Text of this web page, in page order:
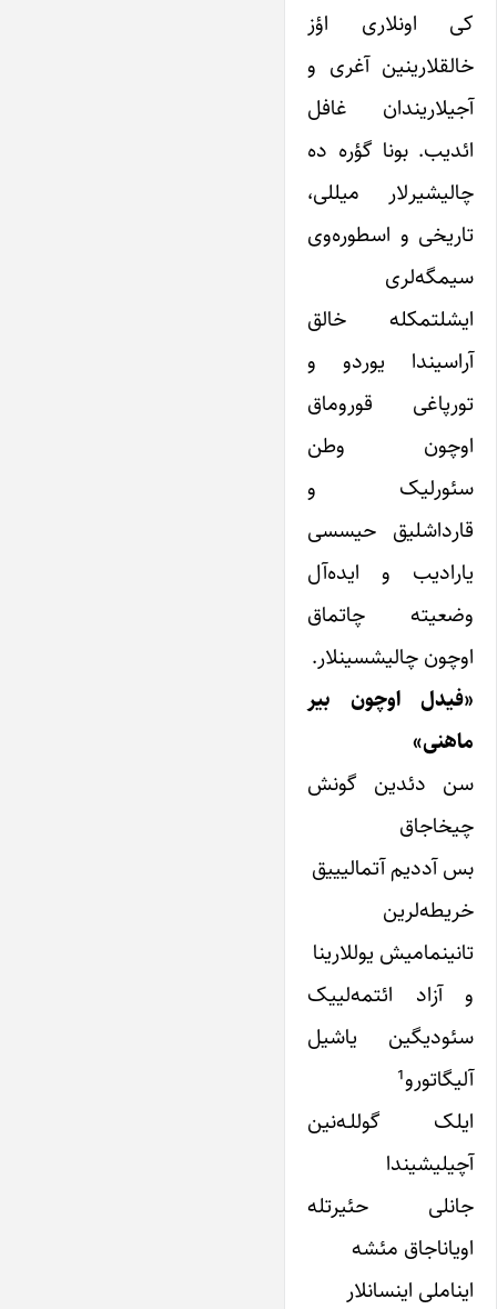
کی اونلاری اؤز
خالقلارینین آغری و
آجیلاریندان غافل
ائدیب. بونا گؤره ده
چالیشیرلار میللی،
تاریخی و اسطوره‌وی
سیمگه‌لری
ایشلتمکله خالق
آراسیندا یوردو و
تورپاغی قوروماق
اوچون وطن
سئورلیک و
قارداشلیق حیسسی
یارادیب و ایده‌آل
وضعیته چاتماق
اوچون چالیشسینلار.
«فیدل اوچون بیر
ماهنی»
سن دئدین گونش
چیخاجاق
بس آددیم آتمالیییق
خریطه‌لرین
تانینمامیش یوللارینا
و آزاد ائتمه‌لییک
سئودیگین یاشیل
آلیگاتورو¹
ایلک گوللـه‌نین
آچیلیشیندا
جانلی حئیرتله
اویاناجاق مئشه
ایناملی اینسانلار